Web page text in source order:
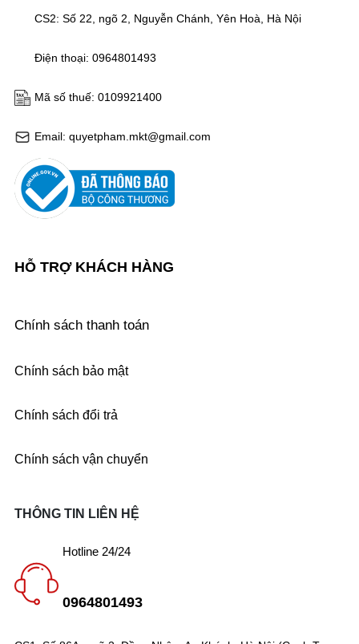
Email: quyetpham.mkt@gmail.com
Mã số thuế: 0109921400
Điện thoại: 0964801493
CS2: Số 22, ngõ 2, Nguyễn Chánh, Yên Hoà, Hà Nội
HỖ TRỢ KHÁCH HÀNG
Chính sách thanh toán
Chính sách bảo mật
Chính sách đổi trả
Chính sách vận chuyển
THÔNG TIN LIÊN HỆ
Hotline 24/24
0964801493